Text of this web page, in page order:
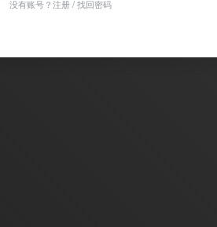
没有账号？注册/找回密码